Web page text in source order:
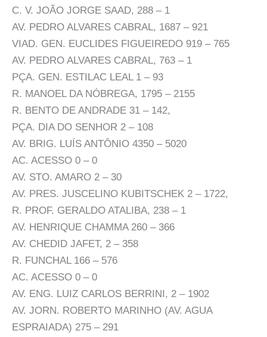
C. V. JOÃO JORGE SAAD, 288 – 1
AV. PEDRO ALVARES CABRAL, 1687 – 921
VIAD. GEN. EUCLIDES FIGUEIREDO 919 – 765
AV. PEDRO ALVARES CABRAL, 763 – 1
PÇA. GEN. ESTILAC LEAL 1 – 93
R. MANOEL DA NÓBREGA, 1795 – 2155
R. BENTO DE ANDRADE 31 – 142,
PÇA. DIA DO SENHOR 2 – 108
AV. BRIG. LUÍS ANTÔNIO 4350 – 5020
AC. ACESSO 0 – 0
AV. STO. AMARO 2 – 30
AV. PRES. JUSCELINO KUBITSCHEK 2 – 1722,
R. PROF. GERALDO ATALIBA, 238 – 1
AV. HENRIQUE CHAMMA 260 – 366
AV. CHEDID JAFET, 2 – 358
R. FUNCHAL 166 – 576
AC. ACESSO 0 – 0
AV. ENG. LUIZ CARLOS BERRINI, 2 – 1902
AV. JORN. ROBERTO MARINHO (AV. AGUA
ESPRAIADA) 275 – 291